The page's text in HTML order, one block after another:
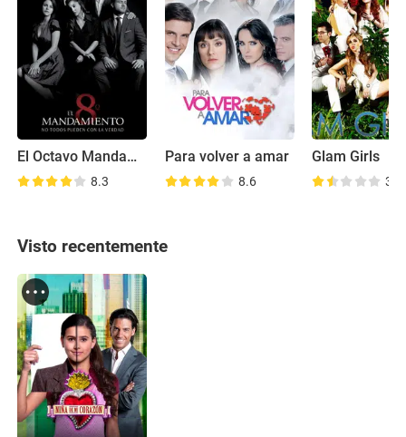
El Octavo Mandamiento
8.3
Para volver a amar
8.6
Glam Girls
3.2
Visto recentemente